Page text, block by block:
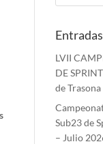
LVII
DE
de
Sub23 de
– Julio